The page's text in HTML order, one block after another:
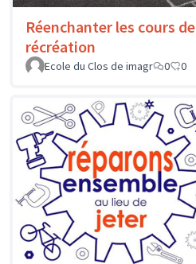
Réenchanter les cours de
récréation
Ecole du Clos de imagr
0 0